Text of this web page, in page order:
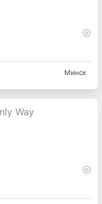
Минск